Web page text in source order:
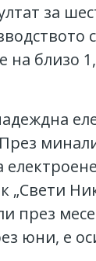
за
близо
през
юни, е